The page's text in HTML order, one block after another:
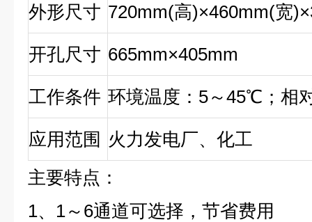
外形尺寸 720mm(高)×460mm(宽
开孔尺寸 665mm×405mm
工作条件 环境温度：5～45℃；相
应用范围 火力发电厂、化工
主要特点：
1、1～6通道可选择，节省费用